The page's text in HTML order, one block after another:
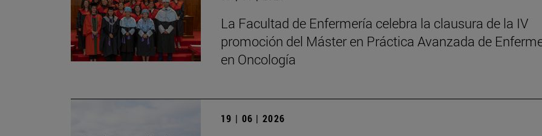
La Facultad de Enfermería celebra la clausura de la IV
promoción del Máster en Práctica Avanzada de
en Oncología
19 | 06 | 2026